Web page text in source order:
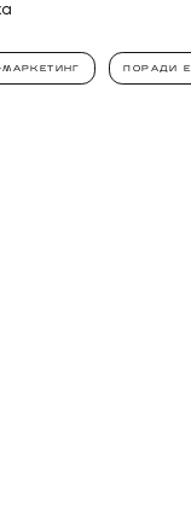
МАРКЕТИНГ ПОРАДИ